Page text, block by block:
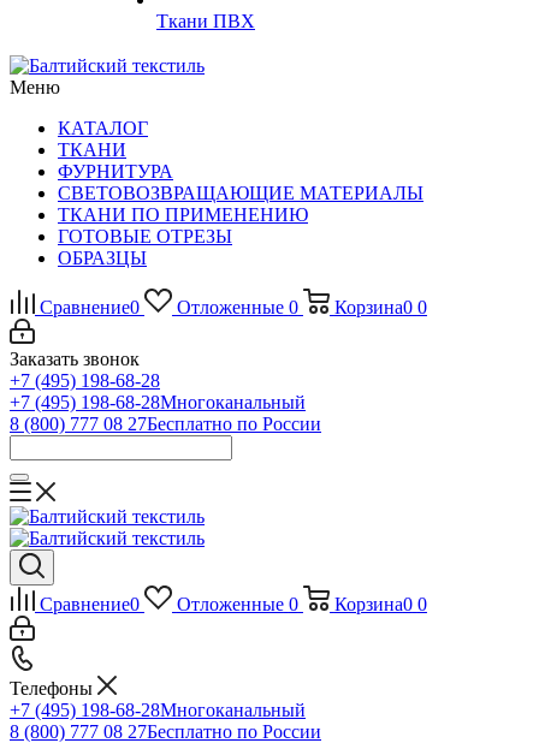
Ткани ПВХ
Меню
КАТАЛОГ
ТКАНИ
ФУРНИТУРА
СВЕТОВОЗВРАЩАЮЩИЕ МАТЕРИАЛЫ
ТКАНИ ПО ПРИМЕНЕНИЮ
ГОТОВЫЕ ОТРЕЗЫ
ОБРАЗЦЫ
Сравнение0 Отложенные 0 Корзина0 0
Заказать звонок
+7 (495) 198-68-28
+7 (495) 198-68-28Многоканальный
8 (800) 777 08 27Бесплатно по России
Сравнение0 Отложенные 0 Корзина0 0
Телефоны
+7 (495) 198-68-28Многоканальный
8 (800) 777 08 27Бесплатно по России